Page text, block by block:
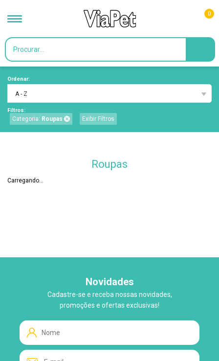
0
Ordenar:
A - Z
Filtros:
Categoria: Roupas Exibir Filtros
Roupas
Carregando...
Novidades
Cadastre-se e receba nossas novidades,
promoções e ofertas exclusivas!
WhatsApp
Tire suas Dúvidas!
Lo Loja